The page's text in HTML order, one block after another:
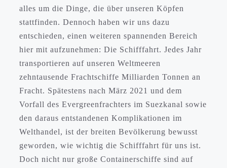
alles um die Dinge, die über unseren Köpfen
stattfinden. Dennoch haben wir uns dazu
entschieden, einen weiteren spannenden Bereich
hier mit aufzunehmen: Die Schifffahrt. Jedes Jahr
transportieren auf unseren Weltmeeren
zehntausende Frachtschiffe Milliarden Tonnen an
Fracht. Spätestens nach März 2021 und dem
Vorfall des Evergreenfrachters im Suezkanal sowie
den daraus entstandenen Komplikationen im
Welthandel, ist der breiten Bevölkerung bewusst
geworden, wie wichtig die Schifffahrt für uns ist.
Doch nicht nur große Containerschiffe sind auf